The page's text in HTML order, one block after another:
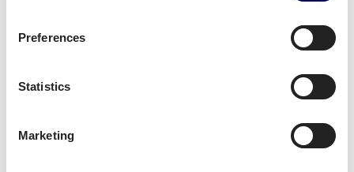
Preferences
Statistics
Marketing
laten vervoeren van Luxemburg naar Nederland?
Dan kan je gebruik maken van de volgende diensten:
Je kan
vanuit Luxemburg naar
Het maakt dus niet uit of je 1 of 33 pallets wil